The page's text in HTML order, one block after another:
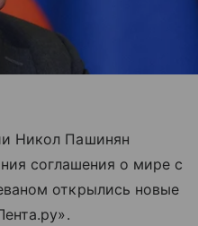
Никол Пашинян
соглашения о мире с
открылись новые